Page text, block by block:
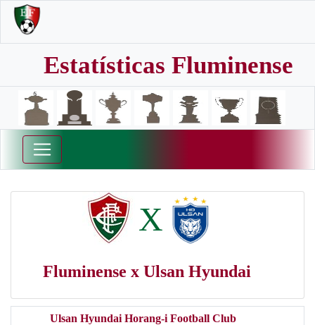
Estatísticas Fluminense
X
Fluminense x Ulsan Hyundai
Ulsan Hyundai Horang-i Football Club